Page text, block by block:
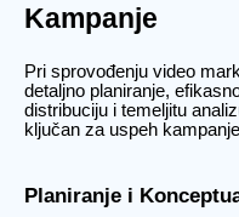
Kampanje
Pri sprovođenju video
detaljno planiranje,
distribuciju i temeljitu
ključan za uspeh
Planiranje i